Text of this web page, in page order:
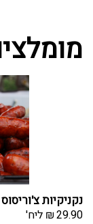
נקניקיות
₪29.90 ליח'